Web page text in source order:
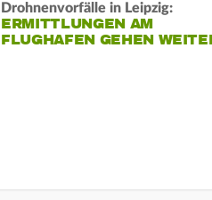
Drohnenvorfälle in Leipzig:
ERMITTLUNGEN AM
FLUGHAFEN GEHEN